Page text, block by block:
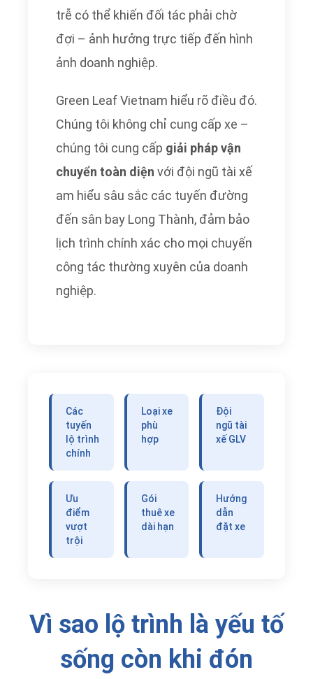
trễ có thể khiến đối tác phải chờ
đợi – ảnh hưởng trực tiếp đến hình
ảnh doanh nghiệp.
Green Leaf Vietnam hiểu rõ điều đó.
Chúng tôi không chỉ cung cấp xe –
chúng tôi cung cấp giải pháp vận
chuyển toàn diện với đội ngũ tài xế
am hiểu sâu sắc các tuyến đường
đến sân bay Long Thành, đảm bảo
lịch trình chính xác cho mọi chuyến
công tác thường xuyên của doanh
nghiệp.
Các
tuyến
lộ trình
chính
Loại xe
phù
hợp
Đội
ngũ tài
xế GLV
Ưu
điểm
vượt
trội
Gói
thuê xe
dài hạn
Hướng
dẫn
đặt xe
Vì sao lộ trình là yếu tố
sống còn khi đón